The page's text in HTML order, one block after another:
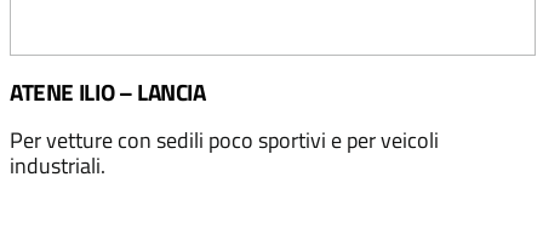
ATENE ILIO – LANCIA
Per vetture con sedili poco sportivi e per veicoli
industriali.